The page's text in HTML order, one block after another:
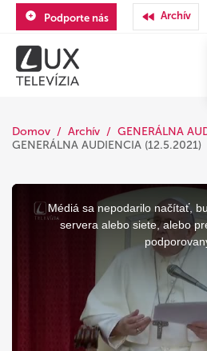
Podporte nás Archív
Domov Archív
GENERÁLNA
GENERÁLNA AUDIENCIA (12.5.2021)
This
window.
Médiá sa nepodarilo načítať,
servera alebo siete, alebo